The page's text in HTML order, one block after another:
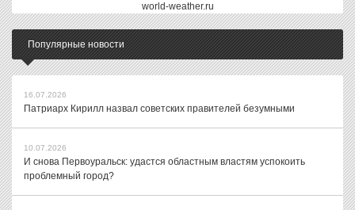
world-weather.ru
Популярные новости
16.07.2026
Патриарх Кирилл назвал советских правителей безумными
10.07.2026
И снова Первоуральск: удастся областным властям успокоить
проблемный город?